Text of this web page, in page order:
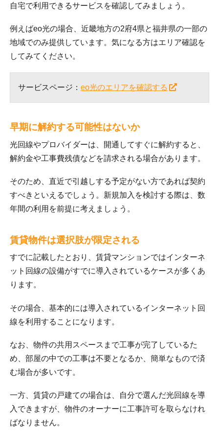
自宅で利用できるサービスを確認してみましょう。
例えばeo光の場合、近畿地方の2府4県と福井県の一部の
地域でのみ提供しています。気になる方はエリア確認を
してみてください。
サービスページ： eo光のエリアを確認する
早期に解約する可能性はないか
光回線やプロバイダーは、開通してすぐに解約すると、
解約金や工事費残債などを請求される場合があります。
そのため、直近で引越しする予定がない方であれば契約
すべきといえるでしょう。新規加入を検討する際は、数
年間の利用を前提に考えましょう。
賃貸物件は選択肢が限定される
すでに記載したとおり、賃貸マンションではインターネ
ット回線の設備がすでに導入されているケースが多くあ
ります。
その場合、基本的には導入されているインターネット回
線を利用することになります。
なお、物件の共用スペースまで工事が完了しているた
め、部屋の中での工事は不要となるか、簡単なもので済
む場合が多いです。
一方、賃貸の戸建ての場合は、自分で選んだ光回線を導
入できますが、物件のオーナーに工事許可を取らなけれ
ばなりません。